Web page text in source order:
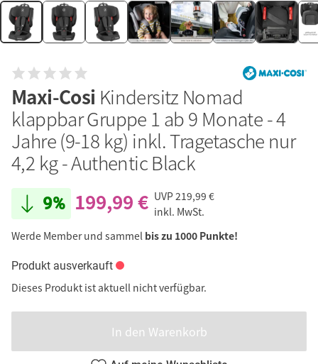
Maxi-Cosi Kindersitz Nomad
klappbar Gruppe 1 ab 9 Monate - 4
Jahre (9-18 kg) inkl. Tragetasche nur
4,2 kg - Authentic Black
9% 199,99 € UVP219,99 €
inkl. MwSt.
Werde Member und sammel bis zu 1000 Punkte!
Produkt ausverkauft
Dieses Produkt ist aktuell nicht verfügbar.
In den Warenkorb